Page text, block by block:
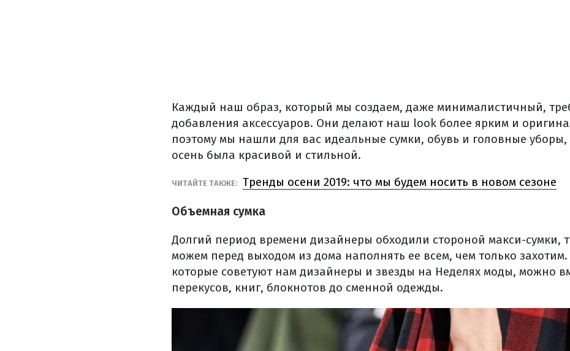
Каждый наш образ, который мы создаем, даже минималистичный,
добавления аксессуаров. Они делают наш look более ярким и
поэтому мы нашли для вас идеальные сумки, обувь и головные
осень была красивой и стильной.
ЧИТАЙТЕ ТАКЖЕ: Тренды осени 2019: что мы будем носить в новом сезоне
Объемная сумка
Долгий период времени дизайнеры обходили стороной макси-сумки,
можем перед выходом из дома наполнять ее всем, чем только захотим.
которые советуют нам дизайнеры и звезды на Неделях моды, можно
перекусов, книг, блокнотов до сменной одежды.